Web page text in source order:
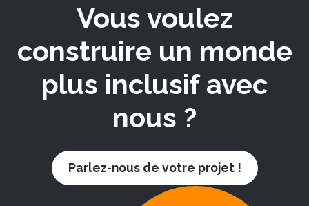
Vous voulez
construire un monde
plus inclusif avec
nous ?
Parlez-nous de votre projet !